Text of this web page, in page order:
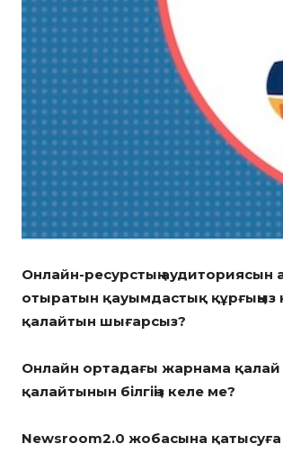
Онлайн-ресурстың аудиториясын
отыратын қауымдастық
қалайтын шығарсыз?
Онлайн ортадағы жарнама қалай
қалайтынын білгіңіз келе ме?
Newsroom2.0 жобасына қатысуға